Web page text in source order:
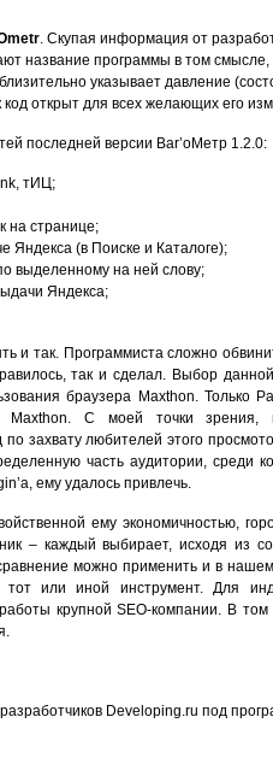
. Скупая информация от
название программы в том смысле,
указывает давление
код открыт для всех желающих его
последней версии Bar’оМетр 1.2.0:
тИЦ;
на странице;
Яндекса (в Поиске и Каталоге);
выделенному на ней слову;
Яндекса;
и так. Программиста сложно
так и сделал. Выбор
браузера Maxthon. Только
С моей точки зрения,
захвату любителей этого
часть аудитории, среди
ему удалось привлечь.
ему экономичностью,
– каждый выбирает, исходя из
можно применить и в
тот или иной инструмент. Для
крупной SEO-компании. В том
Developing.ru под